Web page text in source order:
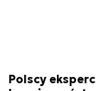
Polscy